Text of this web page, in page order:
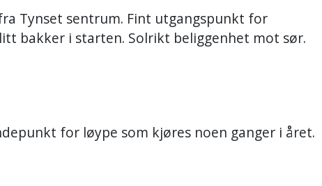
Tynset sentrum. Fint utgangspunkt for
bakker i starten. Solrikt beliggenhet mot sør.
for løype som kjøres noen ganger i året.